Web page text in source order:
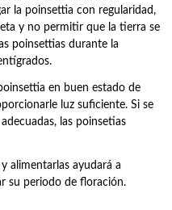
la poinsettia con regularidad,
y no permitir que la tierra se
poinsettias durante la
en buen estado de
luz suficiente. Si se
las poinsetias
alimentarlas ayudará a
su periodo de floración.